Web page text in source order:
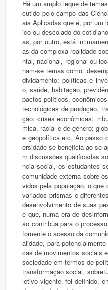
Há um amplo leque de
cutido pelo campo das
ais Aplicadas que é, por um
ico ou descolado do
as, por outro, está
as da complexa realidade
ntal, nacional, regional ou
nam-se temas como:
dividamento; políticas e
o, saúde, habitação,
pactos políticos,
tecnológicas de produção,
ção; crises econômicas;
mica, racial e de gênero;
e geopolítica etc. Ao passo
ersidade se beneficia ao se
m discussões qualificadas
ncia social, os estudantes
comunidade externa sobre
vidos pela população, o
variados prismas e
desenvolvimento de suas
e que, numa era de
ão contribua para o
fomente o acesso da
alidade, para
cas de movimentos sociais
sociedade em termos de
transformação social,
letivo vigente, foi definido,